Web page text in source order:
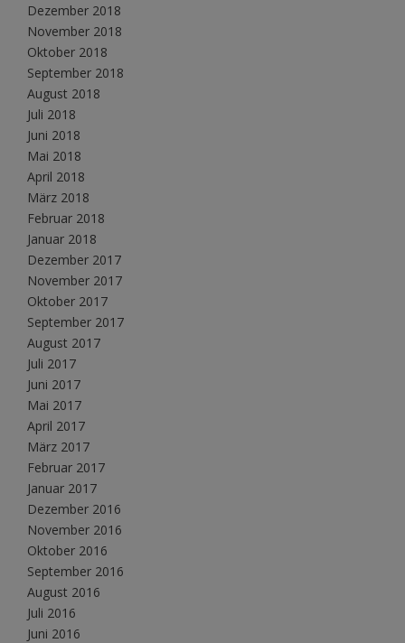
Dezember 2018
November 2018
Oktober 2018
September 2018
August 2018
Juli 2018
Juni 2018
Mai 2018
April 2018
März 2018
Februar 2018
Januar 2018
Dezember 2017
November 2017
Oktober 2017
September 2017
August 2017
Juli 2017
Juni 2017
Mai 2017
April 2017
März 2017
Februar 2017
Januar 2017
Dezember 2016
November 2016
Oktober 2016
September 2016
August 2016
Juli 2016
Juni 2016